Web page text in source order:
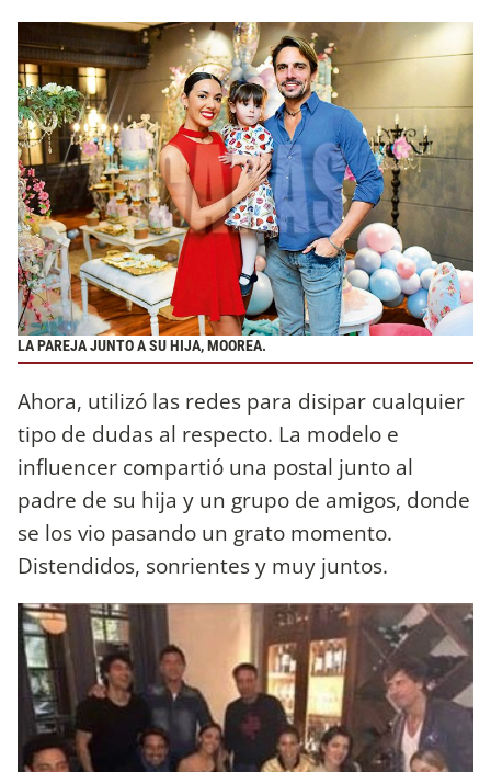
LA PAREJA JUNTO A SU HIJA, MOOREA.
Ahora, utilizó las redes para disipar cualquier
tipo de dudas al respecto. La modelo e
influencer compartió una postal junto al
padre de su hija y un grupo de amigos, donde
se los vio pasando un grato momento.
Distendidos, sonrientes y muy juntos.